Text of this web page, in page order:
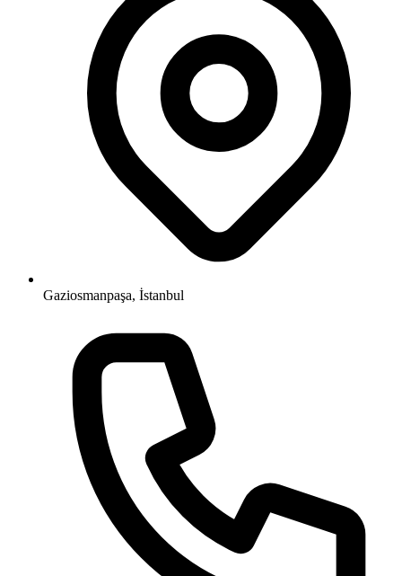
Gaziosmanpaşa, İstanbul